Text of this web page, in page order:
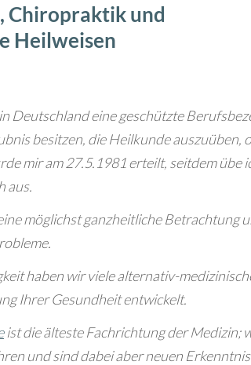
Chiropraktik und
Heilweisen
Deutschland eine geschützte
besitzen, die Heilkunde auszuüben,
mir am 27.5.1981 erteilt, seitdem übe
aus.
möglichst ganzheitliche Betrachtung
haben wir viele alternativ-
Ihrer Gesundheit entwickelt.
ist die älteste Fachrichtung der Medizin;
und sind dabei aber neuen